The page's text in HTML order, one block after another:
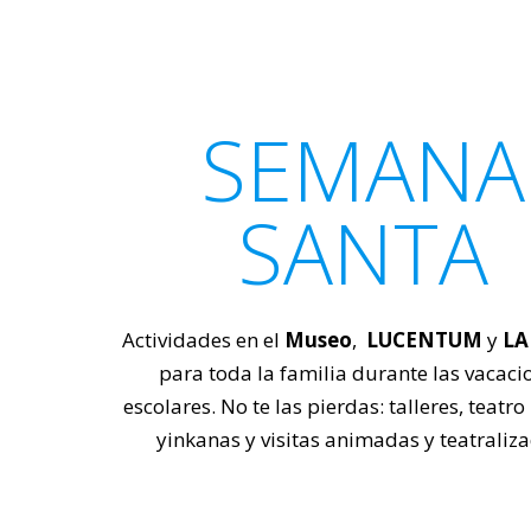
SEMANA
SANTA
Actividades en el Museo, LUCENTUM y
para toda la familia durante las
escolares. No te las pierdas: talleres,
yinkanas y visitas animadas y